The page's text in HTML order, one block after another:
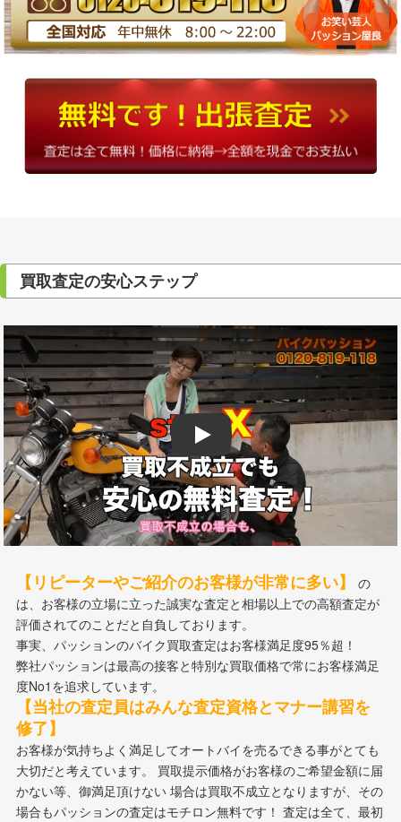
買取査定の安心ステップ
Play
【リピーターやご紹介のお客様が非常に多い】
は、お客様の立場に立った誠実な査定と相場以上での高額査定が
評価されてのことだと自負しております。
事実、パッションのバイク買取査定はお客様満足度95％超！
弊社パッションは最高の接客と特別な買取価格で常にお客様満足
度No1を追求しています。
【当社の査定員はみんな査定資格とマナー講習を
修了】
お客様が気持ちよく満足してオートバイを売るできる事がとても
大切だと考えています。 買取提示価格がお客様のご希望金額に届
かない等、御満足頂けない 場合は買取不成立となりますが、その
場合もパッションの査定はモチロン無料です！ 査定は全て、最初